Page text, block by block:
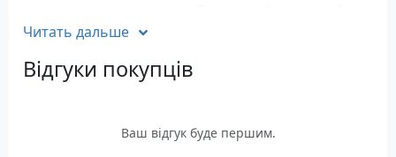
1/2”, Ø10 мм
Комплектація набору
шланг довжиною 150 см
Читать дальше
Відгуки покупців
Ваш відгук буде першим.